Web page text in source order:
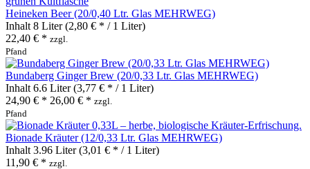
Heineken Beer (20/0,40 Ltr. Glas MEHRWEG)
Inhalt 8 Liter(2,80 € * / 1 Liter)
22,40 € * zzgl.
Pfand
Bundaberg Ginger Brew (20/0,33 Ltr. Glas MEHRWEG)
Inhalt 6.6 Liter(3,77 € * / 1 Liter)
24,90 € * 26,00 € * zzgl.
Pfand
Bionade Kräuter (12/0,33 Ltr. Glas MEHRWEG)
Inhalt 3.96 Liter(3,01 € * / 1 Liter)
11,90 € * zzgl.